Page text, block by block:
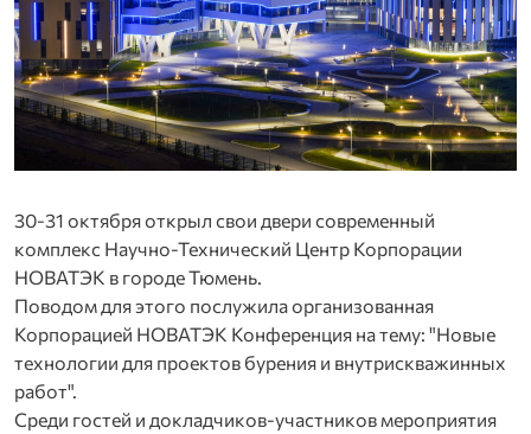
30-31 октября открыл свои двери современный
комплекс Научно-Технический Центр Корпорации
НОВАТЭК в городе Тюмень.
Поводом для этого послужила организованная
Корпорацией НОВАТЭК Конференция на тему: "Новые
технологии для проектов бурения и внутрискважинных
работ".
Среди гостей и докладчиков-участников мероприятия